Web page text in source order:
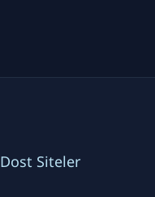
Dost Siteler